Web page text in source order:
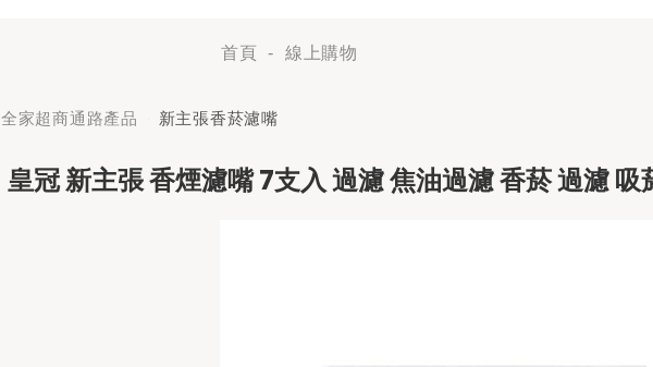
首頁 線上購物
全家超商通路產品 新主張香菸濾嘴
皇冠 新主張 香煙濾嘴 7支入 過濾 焦油過濾 香菸 過濾